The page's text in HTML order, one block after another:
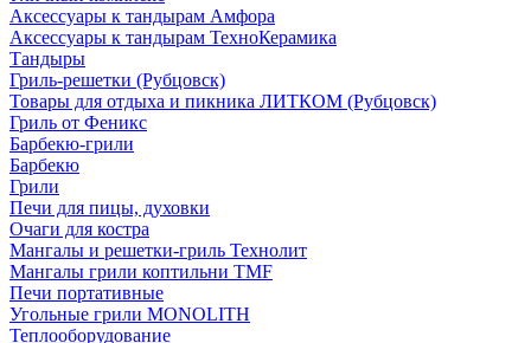
Аксессуары к тандырам Амфора
Аксессуары к тандырам ТехноКерамика
Тандыры
Гриль-решетки (Рубцовск)
Товары для отдыха и пикника ЛИТКОМ (Рубцовск)
Гриль от Феникс
Барбекю-грили
Барбекю
Грили
Печи для пицы, духовки
Очаги для костра
Мангалы и решетки-гриль Технолит
Мангалы грили коптильни TMF
Печи портативные
Угольные грили MONOLITH
Теплооборудование